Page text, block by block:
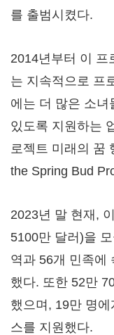
를 출범시켰다.
2014년부터 이 프
는 지속적으로 프
에는 더 많은 소녀
있도록 지원하는
로젝트 미래의 꿈
the Spring Bud
2023년 말 현재,
5100만 달러)을
역과 56개 민족에
했다. 또한 52만
했으며, 19만 명에
스를 지원했다.